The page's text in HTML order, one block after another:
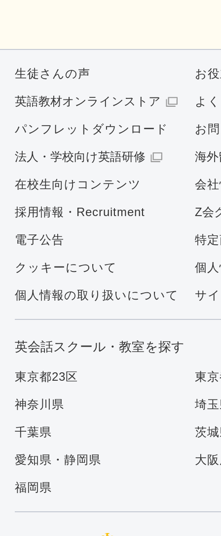
生徒さんの声 お
英語教材オンラインストア よ
パンフレットダウンロード お
法人・学校向け英語研修 海
在校生向けコンテンツ 会
採用情報・Recruitment Z会
電子公告 特
クッキーについて 個
個人情報の取り扱いについて サ
英会話スクール・教室を探す
東京都23区 東
神奈川県 埼
千葉県 茨
愛知県・静岡県 大
福岡県